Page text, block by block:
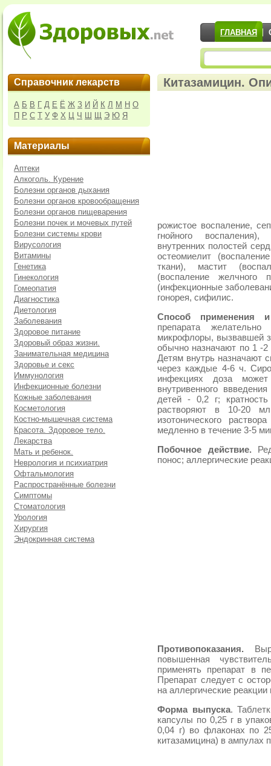
ГЛАВНАЯ
Справочник лекарств
А Б В Г Д Е Ё Ж З И Й К Л М Н О
П Р С Т У Ф Х Ц Ч Ш Щ Э Ю Я
Материалы
Аптеки
Алкоголь. Курение
Болезни органов дыхания
Болезни органов кровообращения
Болезни органов пищеварения
Болезни почек и мочевых путей
Болезни системы крови
Вирусология
Витамины
Генетика
Гинекология
Гомеопатия
Диагностика
Диетология
Заболевания
Здоровое питание
Здоровый образ жизни.
Занимательная медицина
Здоровье и секс
Иммунология
Инфекционные болезни
Кожные заболевания
Косметология
Костно-мышечная система
Красота. Здоровое тело.
Лекарства
Мать и ребенок.
Неврология и психиатрия
Офтальмология
Распространённые болезни
Симптомы
Стоматология
Урология
Хирургия
Эндокринная система
Китазамицин.
рожистое воспаление,
гнойного
внутренних полостей
остеомиелит
ткани), мастит
(воспаление желчного
(инфекционные
гонорея, сифилис.
Способ применения
препарата
микрофлоры, вызвавшей
обычно назначают по 1 -
Детям внутрь назначают
через каждые 4-6 ч.
инфекциях доза
внутривенного
детей - 0,2 г;
растворяют в 10-20
изотонического
медленно в течение 3-5
Побочное действие.
понос; аллергические
Противопоказания.
повышенная
применять препарат в
Препарат следует с
на аллергические
Форма выпуска.
капсулы по 0,25 г в
0,04 г) во флаконах по
китазамицина) в ампулах